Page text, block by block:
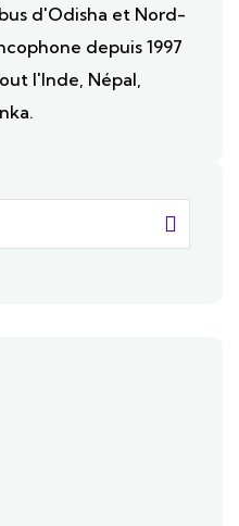
d'Odisha et Nord-
depuis 1997
l'Inde, Népal,